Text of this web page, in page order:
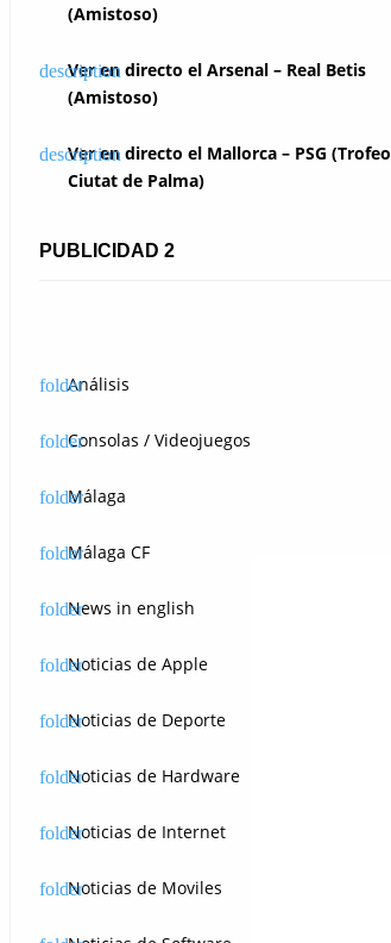
(Amistoso)
Ver en directo el Arsenal – Real Betis
(Amistoso)
Ver en directo el Mallorca – PSG (Trofeo
Ciutat de Palma)
PUBLICIDAD 2
Análisis
Consolas / Videojuegos
Málaga
Málaga CF
News in english
Noticias de Apple
Noticias de Deporte
Noticias de Hardware
Noticias de Internet
Noticias de Moviles